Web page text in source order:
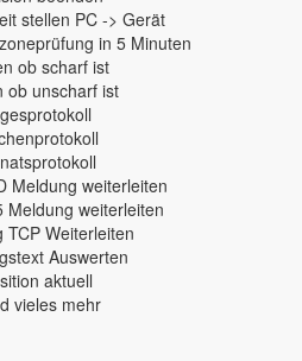
stellen PC -> Gerät
in 5 Minuten
ob scharf ist
ob unscharf ist
Meldung weiterleiten
Meldung weiterleiten
TCP Weiterleiten
Auswerten
aktuell
vieles mehr